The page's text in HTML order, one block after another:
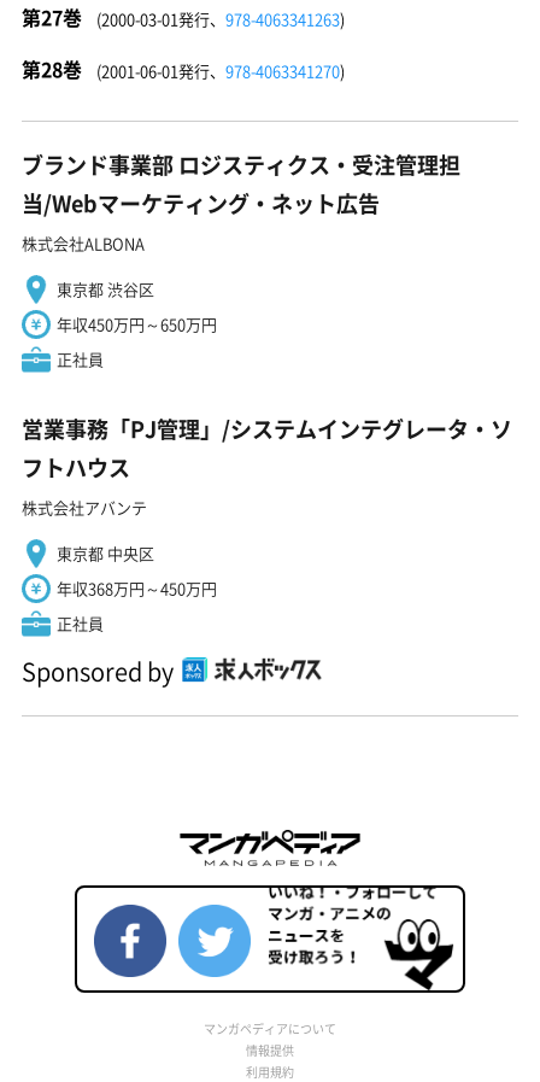
第27巻 (2000-03-01発行、 978-4063341263)
第28巻 (2001-06-01発行、 978-4063341270)
ブランド事業部 ロジスティクス・受注管理担
当/Webマーケティング・ネット広告
株式会社ALBONA
東京都 渋谷区
年収450万円～650万円
正社員
営業事務「PJ管理」/システムインテグレータ・ソ
フトハウス
株式会社アバンテ
東京都 中央区
年収368万円～450万円
正社員
Sponsored by
マンガペディアについて
情報提供
利用規約